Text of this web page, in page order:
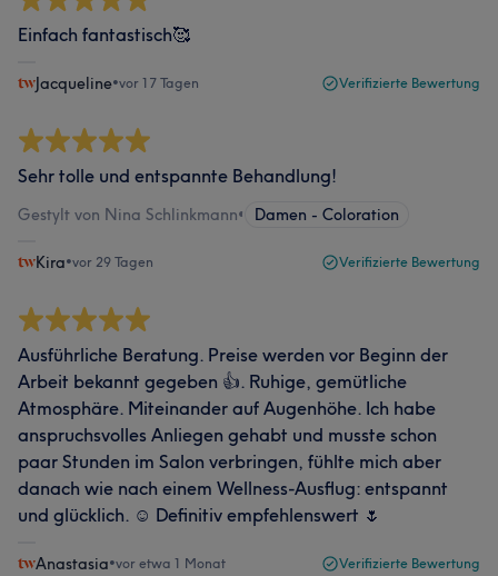
Einfach fantastisch🥰
Jacqueline•vor 17 Tagen Verifizierte Bewertung
Sehr tolle und entspannte Behandlung!
Gestylt von Nina Schlinkmann• Damen - Coloration
Kira•vor 29 Tagen Verifizierte Bewertung
Ausführliche Beratung. Preise werden vor Beginn der
Arbeit bekannt gegeben 👍. Ruhige, gemütliche
Atmosphäre. Miteinander auf Augenhöhe. Ich habe
anspruchsvolles Anliegen gehabt und musste schon
paar Stunden im Salon verbringen, fühlte mich aber
danach wie nach einem Wellness-Ausflug: entspannt
und glücklich. ☺️ Definitiv empfehlenswert 🌷
Anastasia•vor etwa 1 Monat Verifizierte Bewertung